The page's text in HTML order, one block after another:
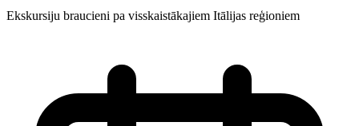
Ekskursiju braucieni pa visskaistākajiem Itālijas reģioniem